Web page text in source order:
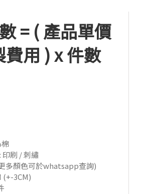
= ( 產品單價
費用 ) x 件數
印刷 / 刺繡
多顏色可於whatsapp查詢)
(+-3CM)